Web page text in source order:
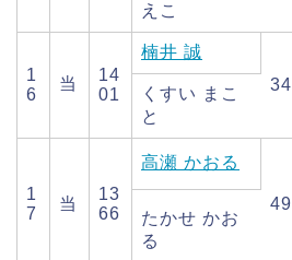
えこ
1
6
当
14
01
楠井 誠
34
くすい まこ
と
1
7
当
13
66
高瀬 かおる
49
たかせ かお
る